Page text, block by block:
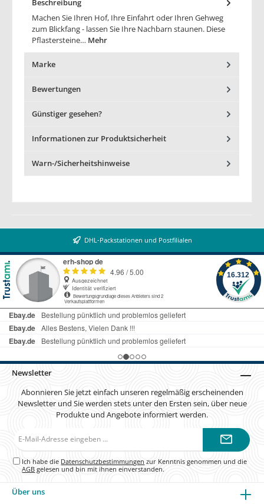
Beschreibung
Machen Sie Ihren Hof, Ihre Einfahrt oder Ihren Gehweg
zum Blickfang - lassen Sie Ihre Nachbarn staunen. Diese
Pflastersteine… Mehr
Marke
Bewertungen
Günstiger gesehen?
Informationen zur Produktsicherheit
Warn-/Sicherheitshinweise
DHL-Packstationen und Postfilialen
Newsletter
Abonnieren Sie jetzt einfach unseren regelmäßig erscheinenden
Newsletter und Sie werden stets unter den Ersten sein, über neue
Produkte und Angebote informiert werden.
Ich habe die Datenschutzbestimmungen zur Kenntnis genommen und die
AGB gelesen und bin mit ihnen einverstanden.
Über uns